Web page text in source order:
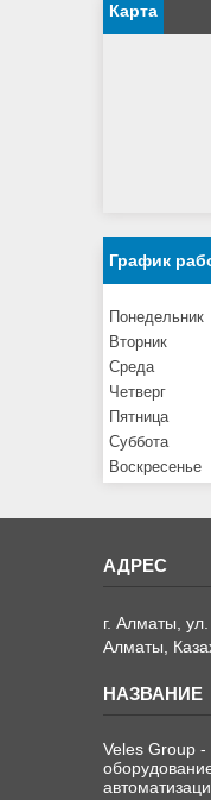
Карта
График
Понедельник
Вторник
Среда
Четверг
Пятница
Суббота
Воскресенье
г. Алматы,
Алматы,
Veles Group -